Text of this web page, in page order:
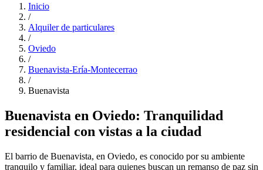
Inicio
/
Alquiler de particulares
/
Oviedo
/
Buenavista-Ería-Montecerrao
/
Buenavista
Buenavista en Oviedo: Tranquilidad
residencial con vistas a la ciudad
El barrio de Buenavista, en Oviedo, es conocido por su ambiente
tranquilo y familiar, ideal para quienes buscan un remanso de paz sin